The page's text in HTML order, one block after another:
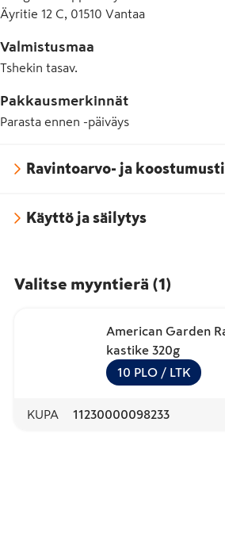
Äyritie 12 C, 01510 Vantaa
Valmistusmaa
Tshekin tasav.
Pakkausmerkinnät
Parasta ennen -päiväys
Ravintoarvo- ja
Käyttö ja säilytys
Valitse myyntierä (1)
American Garden
kastike 320g
10 PLO / LTK
KUPA 11230000098233